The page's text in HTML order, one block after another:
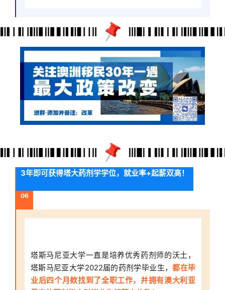
3年即可获得塔大药剂学学位，就业率+起薪双高！
06
塔斯马尼亚大学一直是培养优秀药剂师的沃土，
塔斯马尼亚大学2022届的药剂学毕业生，都在毕
业后四个月欸找到了全职工作，并拥有澳大利亚